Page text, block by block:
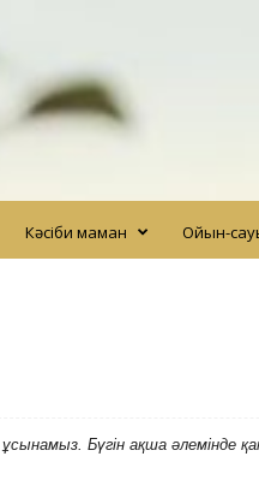
Кәсіби маман Ойын-
Бүгін ақша әлемінде